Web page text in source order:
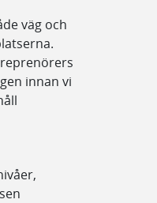
väg och
innan vi